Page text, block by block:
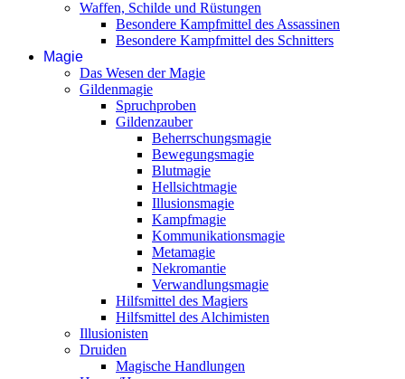
Waffen, Schilde und Rüstungen
Besondere Kampfmittel des Assassinen
Besondere Kampfmittel des Schnitters
Magie
Das Wesen der Magie
Gildenmagie
Spruchproben
Gildenzauber
Beherrschungsmagie
Bewegungsmagie
Blutmagie
Hellsichtmagie
Illusionsmagie
Kampfmagie
Kommunikationsmagie
Metamagie
Nekromantie
Verwandlungsmagie
Hilfsmittel des Magiers
Hilfsmittel des Alchimisten
Illusionisten
Druiden
Magische Handlungen